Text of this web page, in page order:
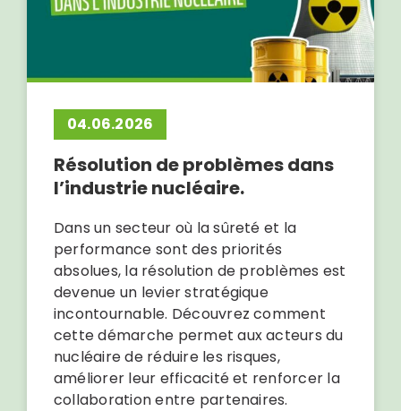
04.06.2026
Résolution de problèmes dans
l’industrie nucléaire.
Dans un secteur où la sûreté et la
performance sont des priorités
absolues, la résolution de problèmes est
devenue un levier stratégique
incontournable. Découvrez comment
cette démarche permet aux acteurs du
nucléaire de réduire les risques,
améliorer leur efficacité et renforcer la
collaboration entre partenaires.